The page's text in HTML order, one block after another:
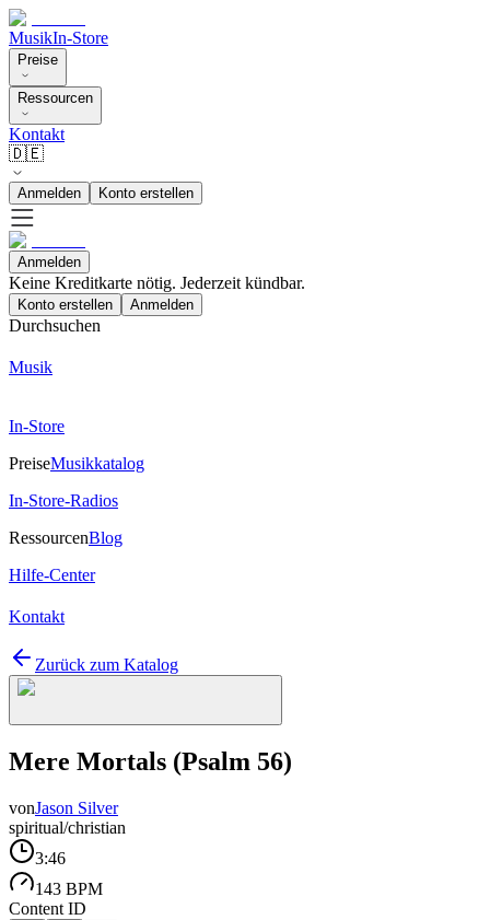
MusikIn-Store
Preise
Ressourcen
Kontakt
🇩🇪
Anmelden Konto erstellen
Anmelden
Keine Kreditkarte nötig. Jederzeit kündbar.
Konto erstellen Anmelden
Durchsuchen
Musik
In-Store
PreiseMusikkatalog
In-Store-Radios
RessourcenBlog
Hilfe-Center
Kontakt
Zurück zum Katalog
Mere Mortals (Psalm 56)
vonJason Silver
spiritual/christian
3:46
143 BPM
Content ID